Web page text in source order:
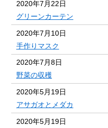
2020年7月22日
グリーンカーテン
2020年7月10日
手作りマスク
2020年7月8日
野菜の収穫
2020年5月19日
アサガオとメダカ
2020年5月19日